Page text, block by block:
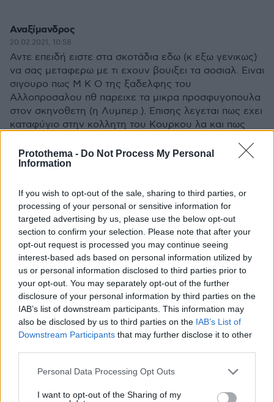
Protothema - Do Not Process My Personal
Information
If you wish to opt-out of the sale, sharing to third parties, or
processing of your personal or sensitive information for
targeted advertising by us, please use the below opt-out
section to confirm your selection. Please note that after your
opt-out request is processed you may continue seeing
interest-based ads based on personal information utilized by
us or personal information disclosed to third parties prior to
your opt-out. You may separately opt-out of the further
disclosure of your personal information by third parties on the
IAB’s list of downstream participants. This information may
also be disclosed by us to third parties on the IAB’s List of
Downstream Participants that may further disclose it to other
Please note that this website/app uses one or more Google
not limited to your visit or usage behaviour. You may click to
Personal Data Processing Opt Outs
I want to opt-out of the Sharing of my
Αναξίμανδρος
20.02.2021, 10:58
Αντε επειδή ειστε στα σκοτάδια εδω (κ εξω γενικως)
να σας μεταφερω με τι εχουν βουιξει τα σοσιαλ. Ειναι
σιγουρο πως Μ Κ Ο της ξαδελφης του
Αλλοπροσαλου πθ παρειχε τα μικρα προσφυγοπουλα
στον σκηνοθετη (η Λυμπερ.). Επισης λεγεται πως εχει
καταφύγιο στην κολλητη του Κουρκου λα και πως
κολλητος του τεως συζύγου της. Επισης
σημεραψτρενταρει το ΝΔ _ παιδεραστες απλούστατα
κωλισιεργουν την αποπομπη του στον εισαγγελέα.
(μέχρι τωρα θα εχει εξαφανισει κ καθε ηλεκτρικό
ίχνος της διατροφής του). Την "παραπλανημενη"
Μενδωνη δε χτες την χειροκροτησαν ΟΛΟΙ για την
εξαίσια ερμηνεία της. Κατα τα αλλα ριχνουν λασπη κ
φεικ στον Τσιπρα για τον Πρεσβη, την στιγμή που
ηταν ο μονος που ζητησε ΓΡΑΠΤΩΣ την αποπομπή
του βενεζουελανου πρεσβη! Α! τελος οι στελνουν κ
χαιρετίσματα στον κολλητο του Κουλη, παιδεραστη
Ν. Γεωργιαδ, καθως και στον πτεραρχο στελεχος της
ΝΔ που βιαζε την ανηψουλα του,στον Φρουζη με την
11χρονη και στον δημαρχο ΝΔ που παρηγγηλνε" 17
χρονα εκφυλα για πολυ ξυλο" οπως
μαγνητοφωνηθηκε. Η ΝΔ ΖΕΧΝΕΙ μαγκες. Καθαριστε
ΑΠΑΝΤΗΣΗ